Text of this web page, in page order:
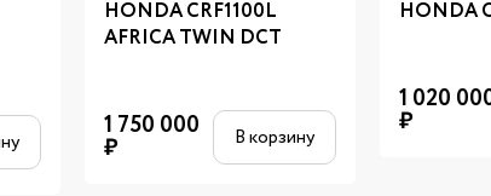
HONDA CRF1100L
AFRICA TWIN DCT
1 750 000
₽ В корзину
HONDA
1 020
₽